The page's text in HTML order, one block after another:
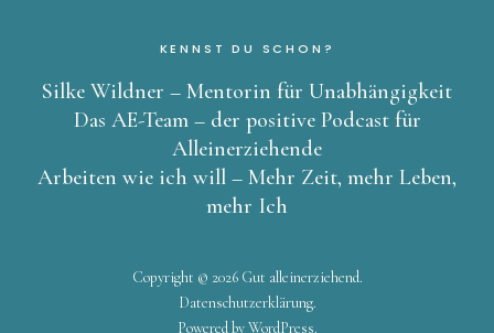
KENNST DU SCHON?
Silke Wildner – Mentorin für Unabhängigkeit
Das AE-Team – der positive Podcast für
Alleinerziehende
Arbeiten wie ich will – Mehr Zeit, mehr Leben,
mehr Ich
Copyright © 2026 Gut alleinerziehend
Datenschutzerklärung
Powered byWordPress